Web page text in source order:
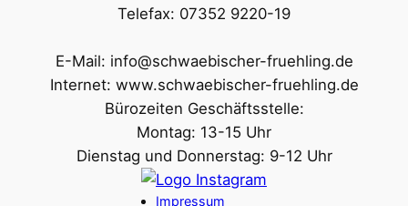
Telefax: 07352 9220-19
E-Mail: info@schwaebischer-fruehling.de
Internet: www.schwaebischer-fruehling.de
Bürozeiten Geschäftsstelle:
Montag: 13-15 Uhr
Dienstag und Donnerstag: 9-12 Uhr
Impressum